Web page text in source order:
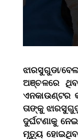
ଝାରସୁଗୁଡା/
ଅଞ୍ଚଳରେ
ଏନକାଉଣ୍ଟର
ତାଙ୍କୁ
ଦୁର୍ଘଟଣାକୁ
ମୃତ୍ୟୁ